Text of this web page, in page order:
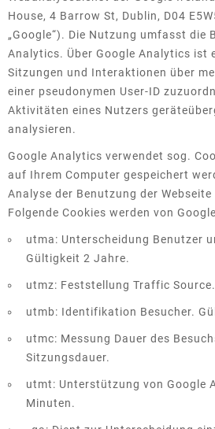
House, 4 Barrow St, Dublin, D04
„Google“). Die Nutzung umfasst die
Analytics. Über Google Analytics ist
Sitzungen und Interaktionen über
einer pseudonymen User-ID
Aktivitäten eines Nutzers
analysieren.
Google Analytics verwendet sog.
auf Ihrem Computer gespeichert
Analyse der Benutzung der
Folgende Cookies werden von
utma: Unterscheidung Benutzer
Gültigkeit 2 Jahre.
utmz: Feststellung Traffic
utmb: Identifikation Besucher.
utmc: Messung Dauer des
Sitzungsdauer.
utmt: Unterstützung von Google
Minuten.